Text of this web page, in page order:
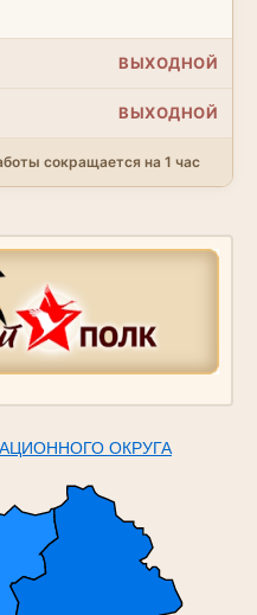
ВЫХОДНОЙ
ВЫХОДНОЙ
сокращается на 1 час
ОКРУГА